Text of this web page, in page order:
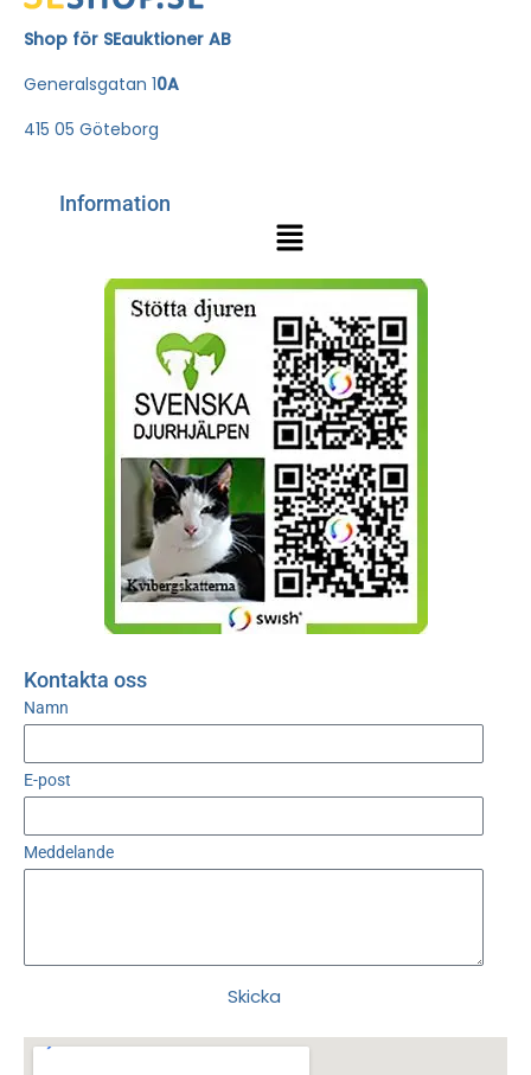
Shop för SEauktioner AB
Generalsgatan 10A
415 05 Göteborg
Information
Kontakta oss
Namn
E-post
Meddelande
Skicka